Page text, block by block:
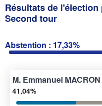
Résultats de
Second tour
Abstention : 17,33%
M. Emmanuel MACRON
41,04%